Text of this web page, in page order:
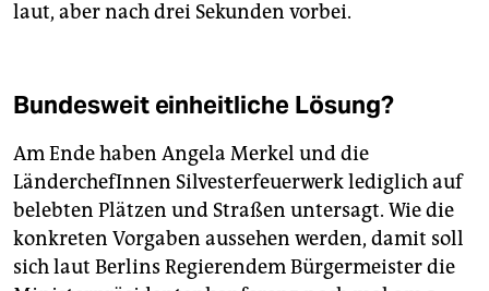
laut, aber nach drei Sekunden vorbei.
Bundesweit einheitliche Lösung?
Am Ende haben Angela Merkel und die
LänderchefInnen Silvesterfeuerwerk lediglich auf
belebten Plätzen und Straßen untersagt. Wie die
konkreten Vorgaben aussehen werden, damit soll
sich laut Berlins Regierendem Bürgermeister die